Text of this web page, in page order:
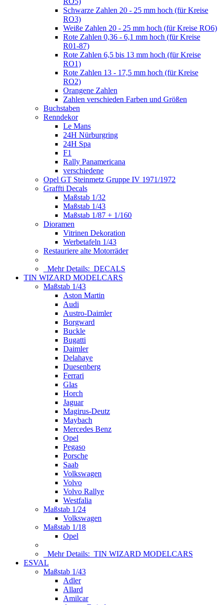
Schwarze Zahlen 20 - 25 mm hoch (für Kreise
RO3)
Weiße Zahlen 20 - 25 mm hoch (für Kreise RO6)
Rote Zahlen 0,36 - 6,1 mm hoch (für Kreise
R01-87)
Rote Zahlen 6,5 bis 13 mm hoch (für Kreise
RO1)
Rote Zahlen 13 - 17,5 mm hoch (für Kreise
RO2)
Orangene Zahlen
Zahlen verschieden Farben und Größen
Buchstaben
Renndekor
Le Mans
24H Nürburgring
24H Spa
F1
Rally Panamericana
verschiedene
Opel GT Steinmetz Gruppe IV 1971/1972
Graffti Decals
Maßstab 1/32
Maßstab 1/43
Maßstab 1/87 + 1/160
Dioramen
Vitrinen Dekoration
Werbetafeln 1/43
Restauriere alte Motorräder
Mehr Details: DECALS
TIN WIZARD MODELCARS
Maßstab 1/43
Aston Martin
Audi
Austro-Daimler
Borgward
Buckle
Bugatti
Daimler
Delahaye
Duesenberg
Ferrari
Glas
Horch
Jaguar
Magirus-Deutz
Maybach
Mercedes Benz
Opel
Pegaso
Porsche
Saab
Volkswagen
Volvo
Volvo Rallye
Westfalia
Maßstab 1/24
Volkswagen
Maßstab 1/18
Opel
Mehr Details: TIN WIZARD MODELCARS
ESVAL
Maßstab 1/43
Adler
Allard
Amilcar